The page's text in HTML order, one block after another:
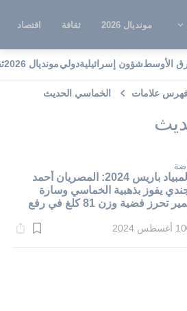
مونديال 2026 ثقافة اقتصاد
الأوسطشؤون إسرائيليةدوليمونديال 2026
الخماسي الحديث
أولمبياد باريس 2024: المصريان أحمد
يفوز بذهبية الخماسي وسارة
سمير تحرز فضية وزن 81 كلغ في رفع
10 أغسطس 2024